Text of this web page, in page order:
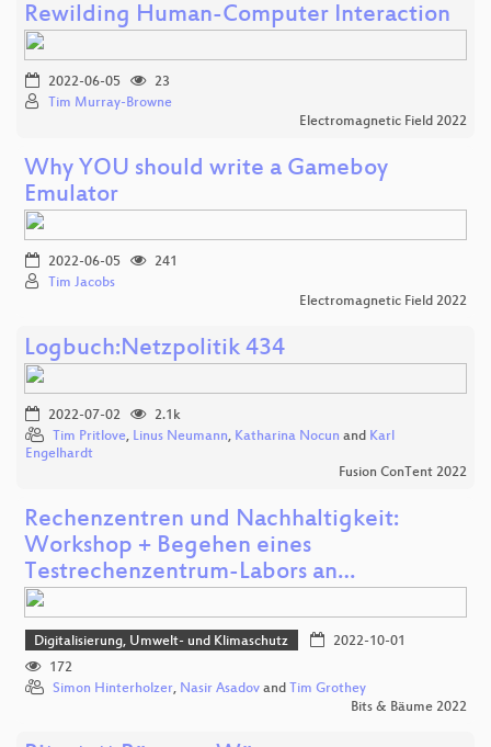
Rewilding Human-Computer Interaction
2022-06-05
23
Tim Murray-Browne
Electromagnetic Field 2022
Why YOU should write a Gameboy
Emulator
2022-06-05
241
Tim Jacobs
Electromagnetic Field 2022
Logbuch:Netzpolitik 434
2022-07-02
2.1k
Tim Pritlove, Linus Neumann, Katharina Nocun and Karl
Engelhardt
Fusion ConTent 2022
Rechenzentren und Nachhaltigkeit:
Workshop + Begehen eines
Testrechenzentrum-Labors an…
Digitalisierung, Umwelt- und Klimaschutz
2022-10-01
172
Simon Hinterholzer, Nasir Asadov and Tim Grothey
Bits & Bäume 2022